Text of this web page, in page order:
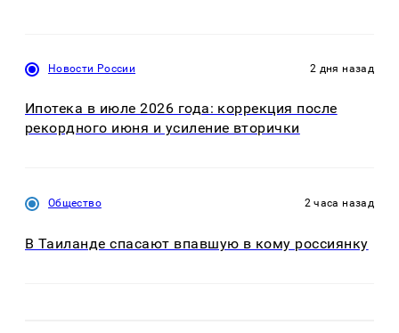
Новости России 2 дня назад
Ипотека в июле 2026 года: коррекция после
рекордного июня и усиление вторички
Общество 2 часа назад
В Таиланде спасают впавшую в кому россиянку